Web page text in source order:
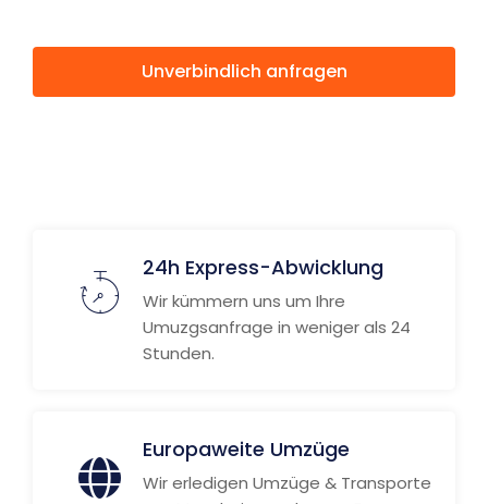
Unverbindlich anfragen
24h Express-Abwicklung
Wir kümmern uns um Ihre
Umuzgsanfrage in weniger als 24
Stunden.
Europaweite Umzüge
Wir erledigen Umzüge & Transporte